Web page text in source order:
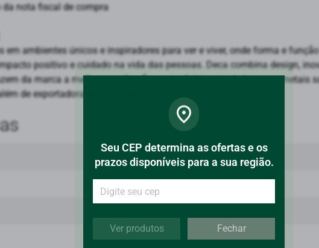
Seu CEP determina as ofertas e os
prazos disponíveis para a sua região.
Ver produtos Fechar
nota fiscal de compra
em ambientes únicos e inspiradores para ver e viver, onde forma e
positivo e cuidado na vida das pessoas. Deca combina design,
da marca a melhor escolha. É a maior fabricante de louças e metais
de exportadora para os quatro continentes
19,8